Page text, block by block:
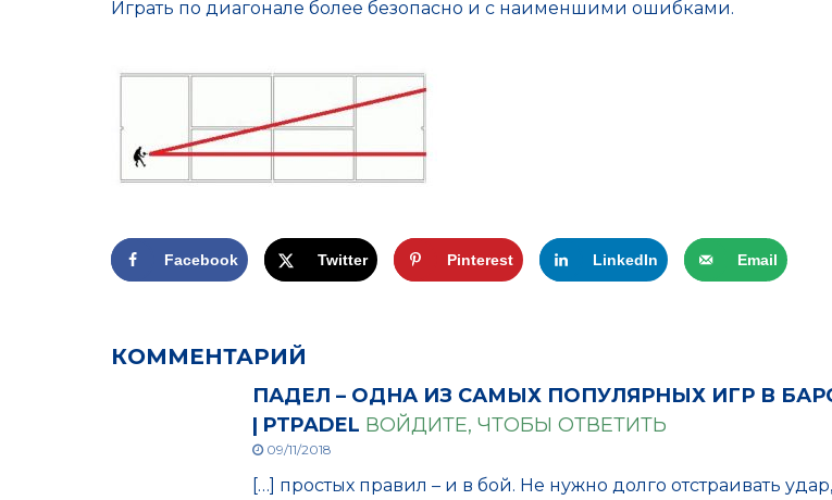
Играть по диагонале более безопасно и с наименшими ошибками.
Facebook Twitter Pinterest LinkedIn Email
КОММЕНТАРИЙ
ПАДЕЛ – ОДНА ИЗ САМЫХ ПОПУЛЯРНЫХ ИГР В
| PTPADEL ВОЙДИТЕ, ЧТОБЫ ОТВЕТИТЬ
09/11/2018
[…] простых правил – и в бой. Не нужно долго отстраивать